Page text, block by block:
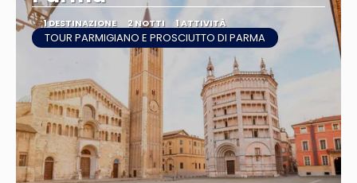
1 DESTINAZIONE 2 NOTTI 1 ATTIVITÀ
TOUR PARMIGIANO E PROSCIUTTO DI PARMA